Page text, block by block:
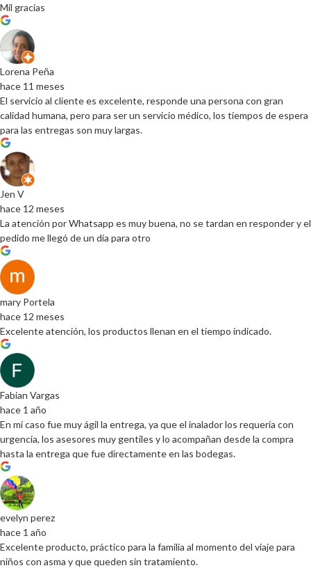
Mil gracias
Lorena Peña
hace 11 meses
El servicio al cliente es excelente, responde una persona con gran
calidad humana, pero para ser un servicio médico, los tiempos de espera
para las entregas son muy largas.
Jen V
hace 12 meses
La atención por Whatsapp es muy buena, no se tardan en responder y el
pedido me llegó de un día para otro
mary Portela
hace 12 meses
Excelente atención, los productos llenan en el tiempo indicado.
Fabian Vargas
hace 1 año
En mi caso fue muy ágil la entrega, ya que el inalador los requería con
urgencia, los asesores muy gentiles y lo acompañan desde la compra
hasta la entrega que fue directamente en las bodegas.
evelyn perez
hace 1 año
Excelente producto, práctico para la familia al momento del viaje para
niños con asma y que queden sin tratamiento.